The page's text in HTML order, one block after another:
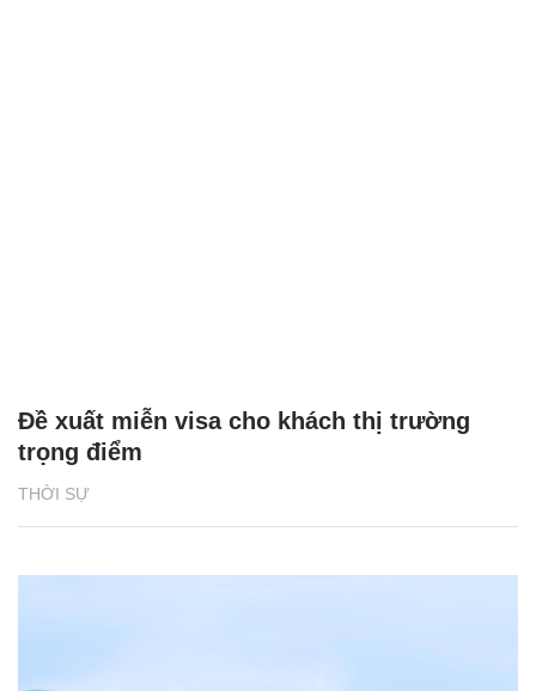
THỜI SỰ
Đề xuất miễn visa cho khách thị trường
trọng điểm